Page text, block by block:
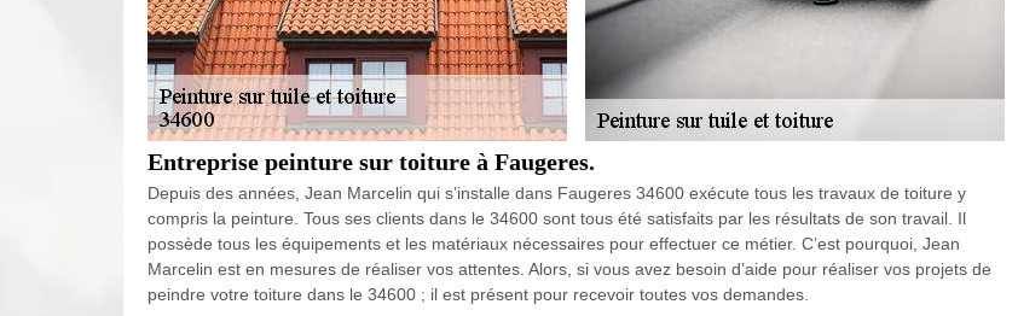
Entreprise peinture sur toiture à Faugeres.
Depuis des années, Jean Marcelin qui s’installe dans Faugeres 34600 exécute tous les travaux de toiture y
compris la peinture. Tous ses clients dans le 34600 sont tous été satisfaits par les résultats de son travail. Il
possède tous les équipements et les matériaux nécessaires pour effectuer ce métier. C’est pourquoi, Jean
Marcelin est en mesures de réaliser vos attentes. Alors, si vous avez besoin d’aide pour réaliser vos projets de
peindre votre toiture dans le 34600 ; il est présent pour recevoir toutes vos demandes.